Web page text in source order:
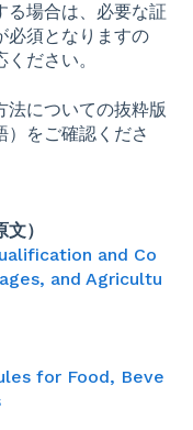
る場合は、必要な証
必須となりますの
ださい。
法についての抜粋版
）をご確認くださ
）
and Co
and Agricultu
for Food, Beve